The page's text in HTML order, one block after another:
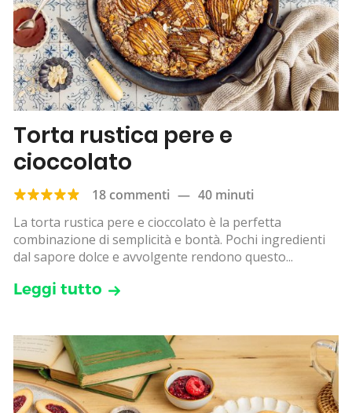
Torta rustica pere e
cioccolato
18 commenti — 40 minuti
La torta rustica pere e cioccolato è la perfetta
combinazione di semplicità e bontà. Pochi ingredienti
dal sapore dolce e avvolgente rendono questo...
Leggi tutto